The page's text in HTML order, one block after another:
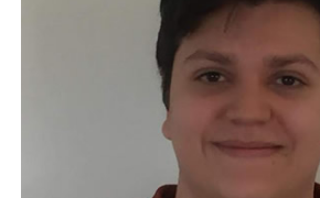
Cine y Televisión